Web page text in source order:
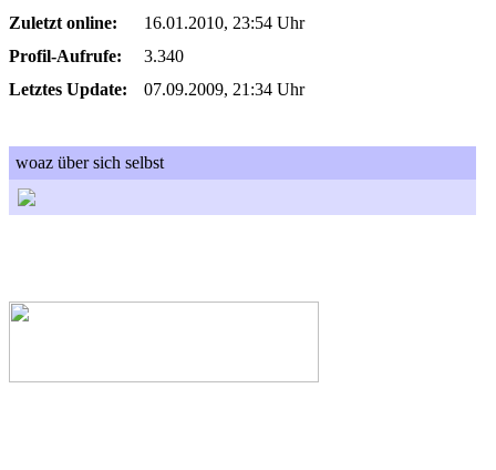
Zuletzt online:
16.01.2010, 23:54 Uhr
Profil-Aufrufe:
3.340
Letztes Update:
07.09.2009, 21:34 Uhr
woaz über sich selbst